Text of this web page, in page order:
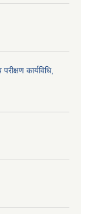
कार्यविधि,